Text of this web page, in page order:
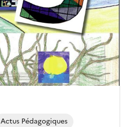
Actus Pédagogiques